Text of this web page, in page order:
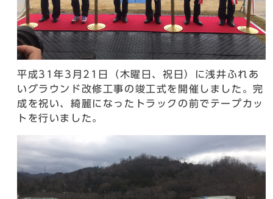
平成31年3月21日（木曜日、祝日）に浅井ふれあ
いグラウンド改修工事の竣工式を開催しました。完
成を祝い、綺麗になったトラックの前でテープカッ
トを行いました。